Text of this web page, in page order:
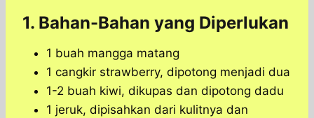
1. Bahan-Bahan yang Diperlukan
1 buah mangga matang
1 cangkir strawberry, dipotong menjadi dua
1-2 buah kiwi, dikupas dan dipotong dadu
1 jeruk, dipisahkan dari kulitnya dan